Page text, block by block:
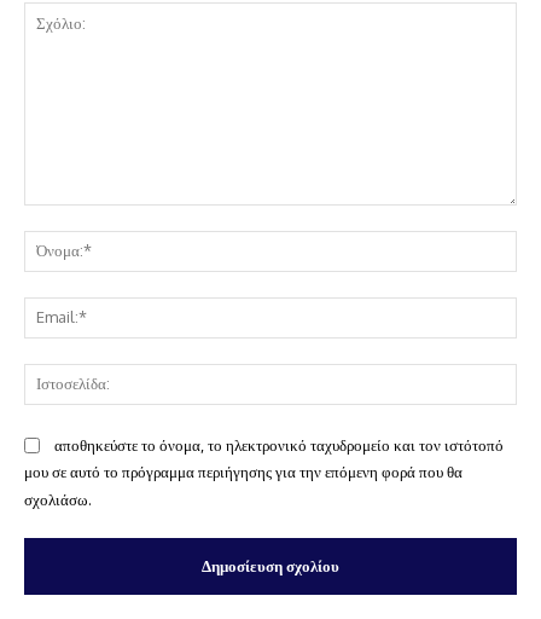
αποθηκεύστε το όνομα, το ηλεκτρονικό ταχυδρομείο και τον ιστότοπό
μου σε αυτό το πρόγραμμα περιήγησης για την επόμενη φορά που θα
σχολιάσω.